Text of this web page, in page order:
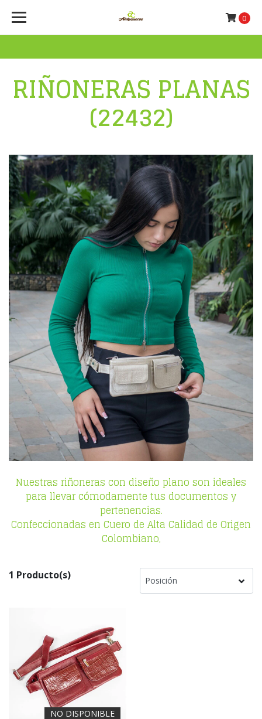
0
RIÑONERAS PLANAS
(22432)
Nuestras riñoneras con diseño plano son ideales
para llevar cómodamente tus documentos y
pertenencias.
Confeccionadas en Cuero de Alta Calidad de Origen
Colombiano,
1 Producto(s)
NO DISPONIBLE